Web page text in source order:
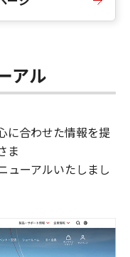
アル
に合わせた情報を提
ま
ューアルいたしまし